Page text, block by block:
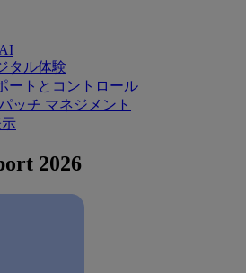
タル体験
ートとコントロール
ッチ マネジメント
2026